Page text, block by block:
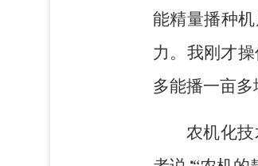
能精量播种
力。我刚才
多能播一亩
农机化